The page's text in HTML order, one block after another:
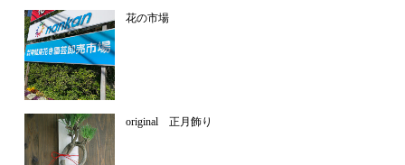
花の市場
original 正月飾り